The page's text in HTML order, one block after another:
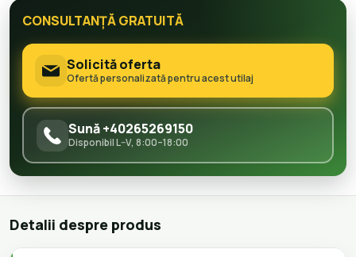
CONSULTANȚĂ GRATUITĂ
Solicită oferta
Ofertă personalizată pentru acest utilaj
Sună +40265269150
Disponibil L–V, 8:00–18:00
Detalii despre produs